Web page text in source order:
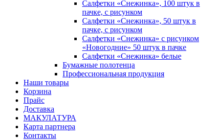
Салфетки «Снежинка», 100 штук в
пачке, с рисунком
Салфетки «Снежинка», 50 штук в
пачке, с рисунком
Салфетки «Снежинка» с рисунком
«Новогодние» 50 штук в пачке
Салфетки «Снежинка» белые
Бумажные полотенца
Профессиональная продукция
Наши товары
Корзина
Прайс
Доставка
МАКУЛАТУРА
Карта партнера
Контакты